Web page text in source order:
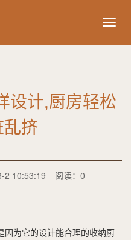
ikov
设计,厨房轻松
挤
2 10:53:19 阅读：0
因为它的设计能合理的收纳厨